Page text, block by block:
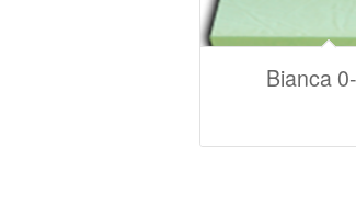
Bianca